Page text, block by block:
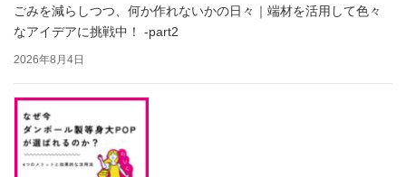
ごみを減らしつつ、何か作れないかの日々｜端材を活用して色々
なアイデアに挑戦中！ -part2
2026年8月4日